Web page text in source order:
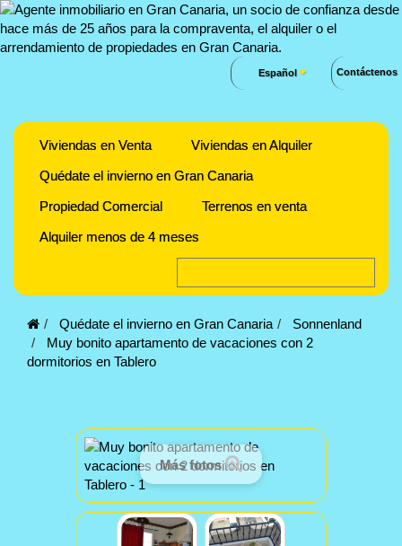
Contáctenos
Español
Viviendas en Venta
Viviendas en Alquiler
Quédate el invierno en Gran Canaria
Propiedad Comercial
Terrenos en venta
Alquiler menos de 4 meses
Quédate el invierno en Gran Canaria
Sonnenland
Muy bonito apartamento de vacaciones con 2
dormitorios en Tablero
Más fotos